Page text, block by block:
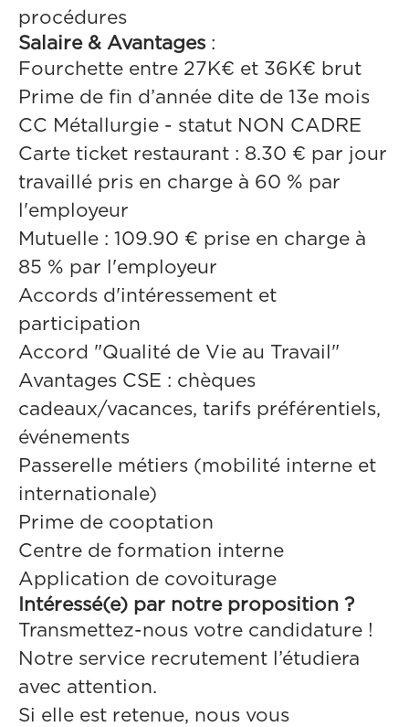
procédures
Salaire & Avantages :
Fourchette entre 27K€ et 36K€ brut
Prime de fin d’année dite de 13e mois
CC Métallurgie - statut NON CADRE
Carte ticket restaurant : 8.30 € par jour
travaillé pris en charge à 60 % par
l'employeur
Mutuelle : 109.90 € prise en charge à
85 % par l'employeur
Accords d'intéressement et
participation
Accord "Qualité de Vie au Travail"
Avantages CSE : chèques
cadeaux/vacances, tarifs préférentiels,
événements
Passerelle métiers (mobilité interne et
internationale)
Prime de cooptation
Centre de formation interne
Application de covoiturage
Intéressé(e) par notre proposition ?
Transmettez-nous votre candidature !
Notre service recrutement l’étudiera
avec attention.
Si elle est retenue, nous vous